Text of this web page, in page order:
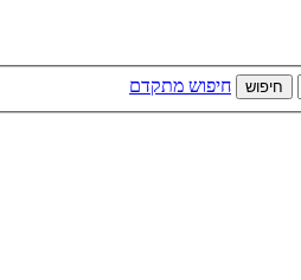
חיפוש חיפוש מתקדם